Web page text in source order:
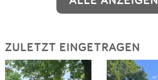
ZULETZT EINGETRAGEN